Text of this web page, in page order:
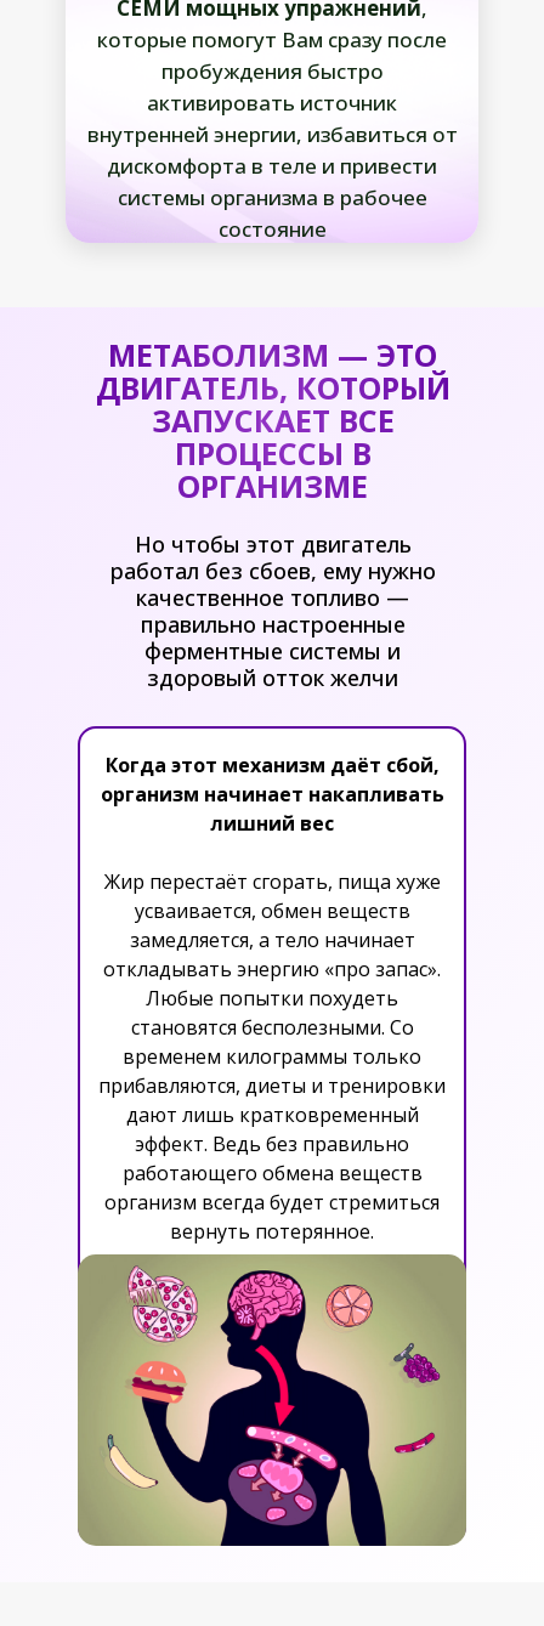
СЕМИ мощных упражнений,
которые помогут Вам сразу после
пробуждения быстро
активировать источник
внутренней энергии, избавиться от
дискомфорта в теле и привести
системы организма в рабочее
состояние
МЕТАБОЛИЗМ — ЭТО
ДВИГАТЕЛЬ, КОТОРЫЙ
ЗАПУСКАЕТ ВСЕ
ПРОЦЕССЫ В
ОРГАНИЗМЕ
Но чтобы этот двигатель
работал без сбоев, ему нужно
качественное топливо —
правильно настроенные
ферментные системы и
здоровый отток желчи
Когда этот механизм даёт сбой,
организм начинает накапливать
лишний вес
Жир перестаёт сгорать, пища хуже
усваивается, обмен веществ
замедляется, а тело начинает
откладывать энергию «про запас».
Любые попытки похудеть
становятся бесполезными. Со
временем килограммы только
прибавляются, диеты и тренировки
дают лишь кратковременный
эффект. Ведь без правильно
работающего обмена веществ
организм всегда будет стремиться
вернуть потерянное.